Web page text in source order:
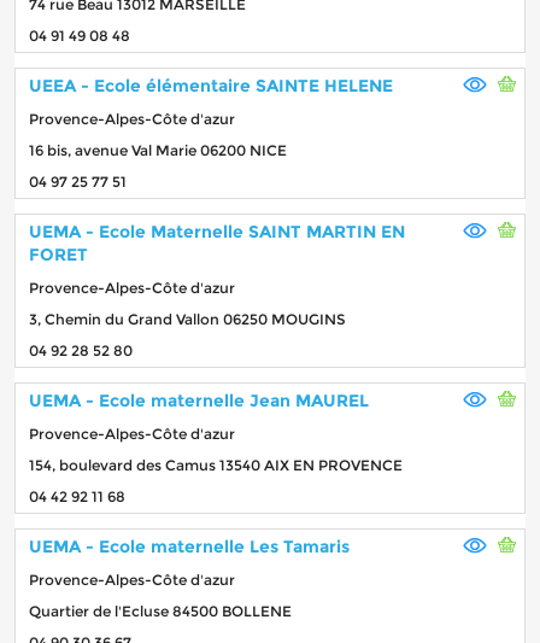
74 rue Beau 13012 MARSEILLE
04 91 49 08 48
UEEA - Ecole élémentaire SAINTE HELENE
Provence-Alpes-Côte d'azur
16 bis, avenue Val Marie 06200 NICE
04 97 25 77 51
UEMA - Ecole Maternelle SAINT MARTIN EN
FORET
Provence-Alpes-Côte d'azur
3, Chemin du Grand Vallon 06250 MOUGINS
04 92 28 52 80
UEMA - Ecole maternelle Jean MAUREL
Provence-Alpes-Côte d'azur
154, boulevard des Camus 13540 AIX EN PROVENCE
04 42 92 11 68
UEMA - Ecole maternelle Les Tamaris
Provence-Alpes-Côte d'azur
Quartier de l'Ecluse 84500 BOLLENE